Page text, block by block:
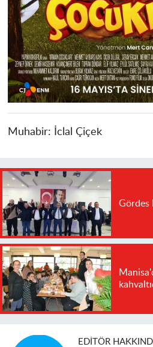
Muhabir: İclal Çiçek
Gördes
EDITÖR